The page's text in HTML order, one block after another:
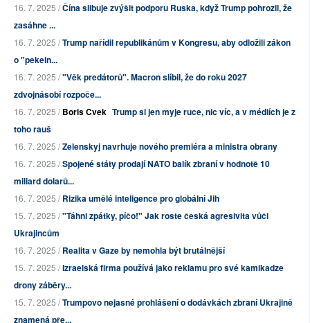
16. 7. 2025 /Čína slibuje zvýšit podporu Ruska, když Trump pohrozil, že
zasáhne ...
16. 7. 2025 /Trump nařídil republikánům v Kongresu, aby odložili zákon
o "pekeln...
16. 7. 2025 /"Věk predátorů". Macron slíbil, že do roku 2027
zdvojnásobí rozpoče...
16. 7. 2025 /Boris Cvek Trump si jen myje ruce, nic víc, a v médiích je z
toho rauš
16. 7. 2025 /Zelenskyj navrhuje nového premiéra a ministra obrany
16. 7. 2025 /Spojené státy prodají NATO balík zbraní v hodnotě 10
miliard dolarů...
16. 7. 2025 /Rizika umělé inteligence pro globální Jih
15. 7. 2025 /"Táhni zpátky, píčo!" Jak roste česká agresivita vůči
Ukrajincům
16. 7. 2025 /Realita v Gaze by nemohla být brutálnější
15. 7. 2025 /Izraelská firma používá jako reklamu pro své kamikadze
drony záběry...
15. 7. 2025 /Trumpovo nejasné prohlášení o dodávkách zbraní Ukrajině
znamená pře...